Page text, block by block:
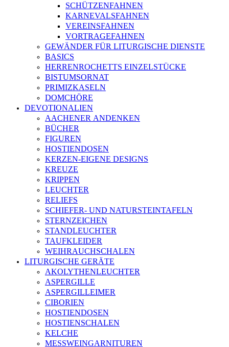
SCHÜTZENFAHNEN
KARNEVALSFAHNEN
VEREINSFAHNEN
VORTRAGEFAHNEN
GEWÄNDER FÜR LITURGISCHE DIENSTE
BASICS
HERRENROCHETTS EINZELSTÜCKE
BISTUMSORNAT
PRIMIZKASELN
DOMCHÖRE
DEVOTIONALIEN
AACHENER ANDENKEN
BÜCHER
FIGUREN
HOSTIENDOSEN
KERZEN-EIGENE DESIGNS
KREUZE
KRIPPEN
LEUCHTER
RELIEFS
SCHIEFER- UND NATURSTEINTAFELN
STERNZEICHEN
STANDLEUCHTER
TAUFKLEIDER
WEIHRAUCHSCHALEN
LITURGISCHE GERÄTE
AKOLYTHENLEUCHTER
ASPERGILLE
ASPERGILLEIMER
CIBORIEN
HOSTIENDOSEN
HOSTIENSCHALEN
KELCHE
MESSWEINGARNITUREN